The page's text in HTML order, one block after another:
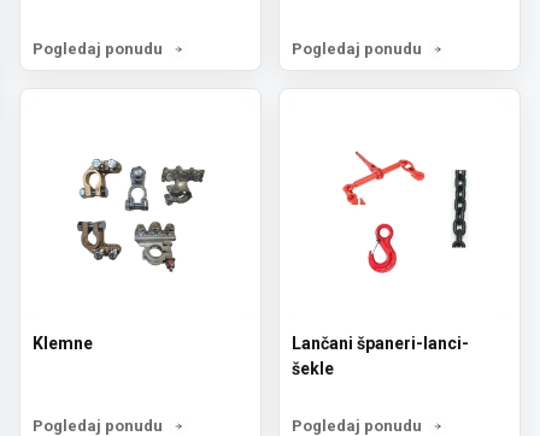
Pogledaj ponudu Pogledaj ponudu
Klemne
Pogledaj ponudu
Lančani španeri-lanci-
šekle
Pogledaj ponudu